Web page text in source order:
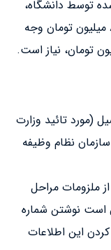
توسط دانشگاه،
نامه تائید شده وزارت علوم به همراه مبلغ ۸ میلیون تومان وجه
(مورد تائید وزارت
تومانی به سازمان نظام وظیفه
ملزومات مراحل
است نوشتن شماره
این اطلاعات